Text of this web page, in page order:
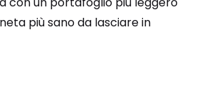
più sano da lasciare in